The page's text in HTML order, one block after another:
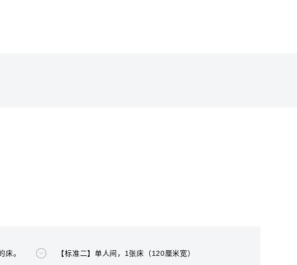
床。 【标准二】单人间，1张床（120厘米宽）